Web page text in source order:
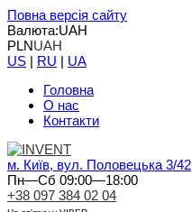
Повна версія сайту
Валюта:UAH
PLNUAH
US | RU | UA
Головна
О нас
Контакти
м. Київ, вул. Половецька 3/42
Пн—Сб 09:00—18:00
+38 097 384 02 04